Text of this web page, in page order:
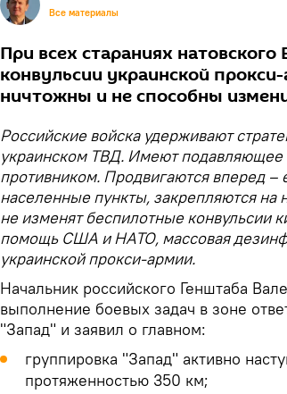
Все материалы
При всех стараниях
конвульсии украинской
ничтожны и не способны
Российские войска удерживают
украинском ТВД. Имеют подавляющее
противником. Продвигаются вперед
населенные пункты, закрепляются
не изменят беспилотные конвульсии
помощь США и НАТО, массовая
украинской прокси-армии.
Начальник российского Генштаба
выполнение боевых задач в зоне
"Запад" и заявил о главном:
группировка "Запад" активно
протяженностью 350 км;